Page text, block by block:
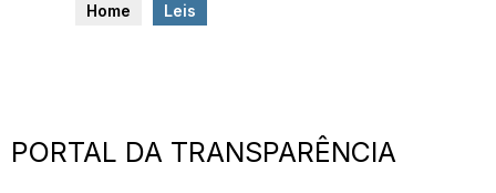
Home
Leis
PORTAL DA TRANSPARÊNCIA